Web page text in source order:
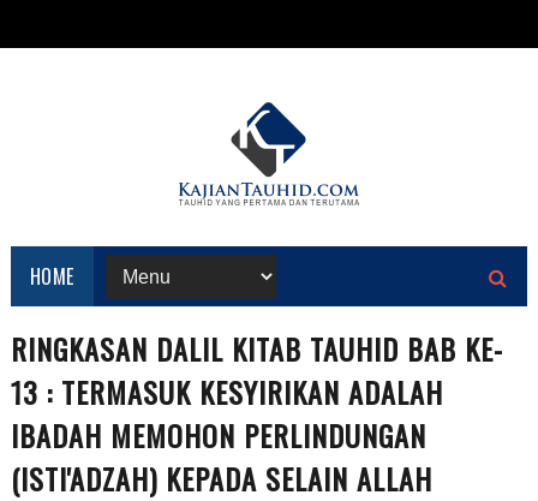
HOME
RINGKASAN DALIL KITAB TAUHID BAB KE-
13 : TERMASUK KESYIRIKAN ADALAH
IBADAH MEMOHON PERLINDUNGAN
(ISTI'ADZAH) KEPADA SELAIN ALLAH